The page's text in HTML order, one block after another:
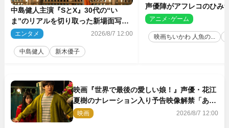
中島健人主演『SとX』30代の“い
ま”のリアルを切り取った新場面写真
5点解禁
エンタメ 2026/8/7 12:00
中島健人 新木優子
声優陣がアフレコのひみ
を解説！ 新カットも到
アニメ･ゲーム
映画ちいかわ 人魚の...
映画『世界で最後の愛しい娘！』声優・花江
夏樹のナレーション入り予告映像解禁「あふ
れ出る温かさに涙が止まらない！」
映画 2026/8/7 12:00